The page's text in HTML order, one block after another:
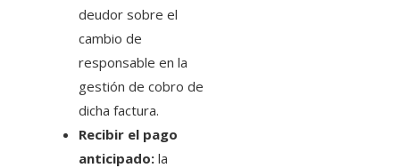
deudor sobre el
cambio de
responsable en la
gestión de cobro de
dicha factura.
Recibir el pago
anticipado: la